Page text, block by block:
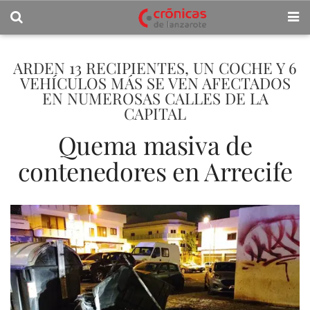
ARDEN 13 RECIPIENTES, UN COCHE Y 6
VEHÍCULOS MÁS SE VEN AFECTADOS
EN NUMEROSAS CALLES DE LA
CAPITAL
Quema masiva de
contenedores en Arrecife